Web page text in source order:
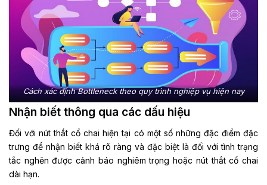
Cách xác định Bottleneck theo quy trình nghiệp vụ hiện nay
Nhận biết thông qua các dấu hiệu
Đối với nút thắt cổ chai hiện tại có một số những đặc điểm đặc
trưng để nhận biết khá rõ ràng và đặc biệt là đối với tình trạng
tắc nghẽn được cảnh báo nghiêm trọng hoặc nút thắt cổ chai
dài hạn.